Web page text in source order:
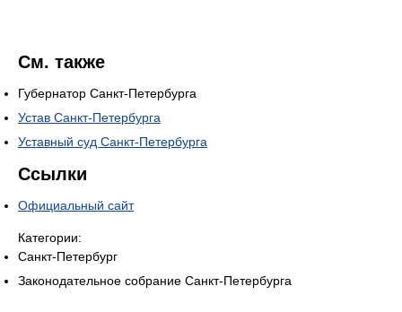
См. также
Губернатор Санкт-Петербурга
Устав Санкт-Петербурга
Уставный суд Санкт-Петербурга
Ссылки
Официальный сайт
Категории:
Санкт-Петербург
Законодательное собрание Санкт-Петербурга